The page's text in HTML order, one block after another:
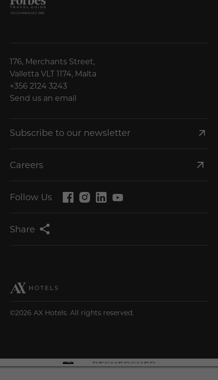
176, Merchants Street,
Valletta VLT 1174, Malta
+356 2124 3243
Send us an email
Subscribe to our newsletter
Careers
Follow Us
Share
©2026 AX Hotels. All rights reserved.